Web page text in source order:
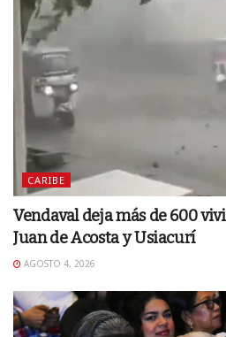
CARIBE
Vendaval deja más de 600
Juan de Acosta y Usiacurí
AGOSTO 4, 2026